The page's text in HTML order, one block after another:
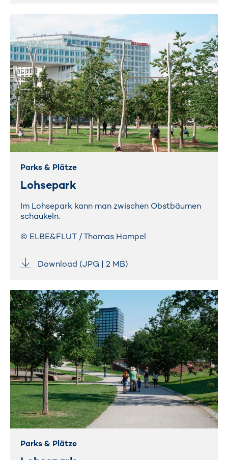
Parks & Plätze
Lohsepark
Im Lohsepark kann man zwischen Obstbäumen
schaukeln.
© ELBE&FLUT / Thomas Hampel
Download (JPG | 2 MB)
Parks & Plätze